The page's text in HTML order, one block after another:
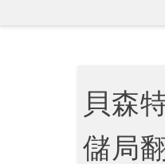
貝森
儲局